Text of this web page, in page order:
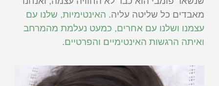
מאבדים כל שליטה עליה. האינטימיות, שלנו עם
עצמנו ושלנו עם אחרים, כמעט נעלמת מהמרחב
ואיתה הרגשות האינטימיים והפרטיים.